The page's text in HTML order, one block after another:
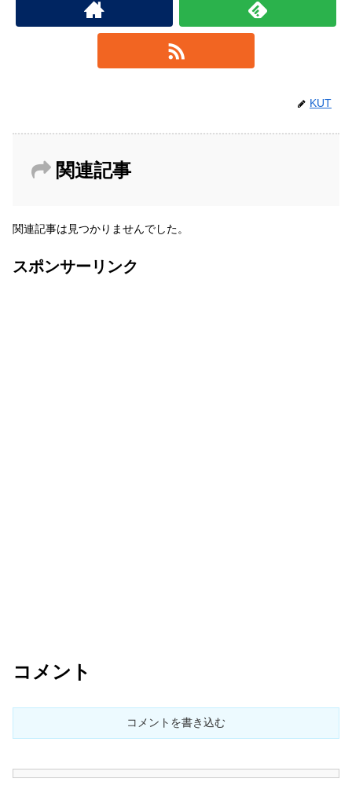
KUT
関連記事
関連記事は見つかりませんでした。
スポンサーリンク
コメント
コメントを書き込む